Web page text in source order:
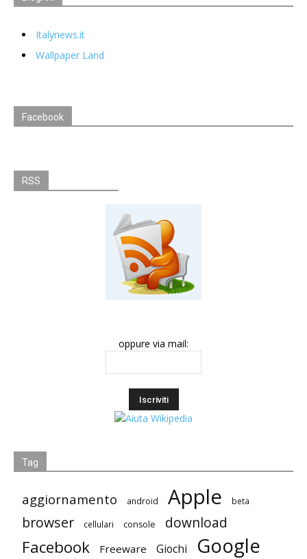
Italynews.it
Wallpaper Land
Facebook
RSS
oppure via mail:
Tag
aggiornamento android Apple beta
browser cellulari console download
Facebook Freeware Giochi Google